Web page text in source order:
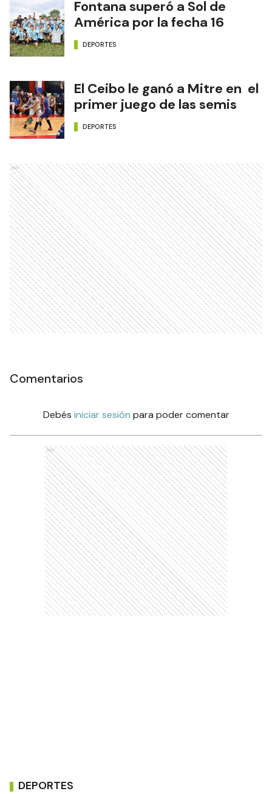
Fontana superó a Sol de
América por la fecha 16
DEPORTES
El Ceibo le ganó a Mitre en el
primer juego de las semis
DEPORTES
Ads
Comentarios
Debés iniciar sesión para poder comentar
Ads
DEPORTES